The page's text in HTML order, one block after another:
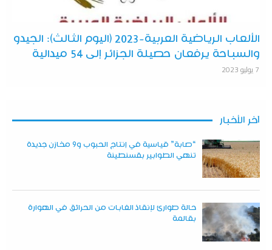
الألعاب الرياضية العربية-2023 (اليوم الثالث): الجيدو
والسباحة يرفعان حصيلة الجزائر إلى 54 ميدالية
7 يوليو 2023
آخر الأخبار
“صابة” قياسية في إنتاج الحبوب و9 مخازن جديدة
تنهي الطوابير بقسنطينة
حالة طوارئ لإنقاذ الغابات من الحرائق في الهوارة
بقالمة